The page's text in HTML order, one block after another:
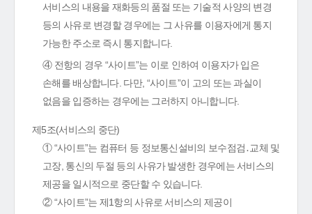
서비스의 내용을 재화등의 품절 또는 기술적 사양의 변경
등의 사유로 변경할 경우에는 그 사유를 이용자에게 통지
가능한 주소로 즉시 통지합니다.
④ 전항의 경우 “사이트”는 이로 인하여 이용자가 입은
손해를 배상합니다. 다만, “사이트”이 고의 또는 과실이
없음을 입증하는 경우에는 그러하지 아니합니다.
제5조(서비스의 중단)
① “사이트”는 컴퓨터 등 정보통신설비의 보수점검․교체 및
고장, 통신의 두절 등의 사유가 발생한 경우에는 서비스의
제공을 일시적으로 중단할 수 있습니다.
② “사이트”는 제1항의 사유로 서비스의 제공이